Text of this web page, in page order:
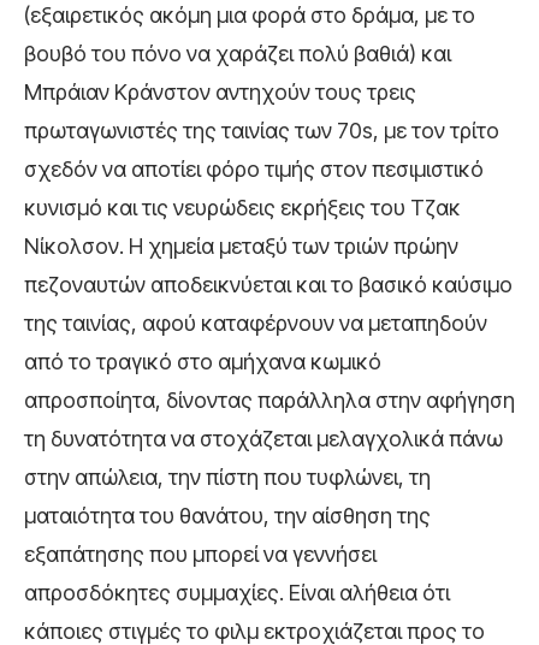
(εξαιρετικός ακόμη μια φορά στο δράμα, με το
βουβό του πόνο να χαράζει πολύ βαθιά) και
Μπράιαν Κράνστον αντηχούν τους τρεις
πρωταγωνιστές της ταινίας των 70s, με τον τρίτο
σχεδόν να αποτίει φόρο τιμής στον πεσιμιστικό
κυνισμό και τις νευρώδεις εκρήξεις του Τζακ
Νίκολσον. Η χημεία μεταξύ των τριών πρώην
πεζοναυτών αποδεικνύεται και το βασικό καύσιμο
της ταινίας, αφού καταφέρνουν να μεταπηδούν
από το τραγικό στο αμήχανα κωμικό
απροσποίητα, δίνοντας παράλληλα στην αφήγηση
τη δυνατότητα να στοχάζεται μελαγχολικά πάνω
στην απώλεια, την πίστη που τυφλώνει, τη
ματαιότητα του θανάτου, την αίσθηση της
εξαπάτησης που μπορεί να γεννήσει
απροσδόκητες συμμαχίες. Είναι αλήθεια ότι
κάποιες στιγμές το φιλμ εκτροχιάζεται προς το